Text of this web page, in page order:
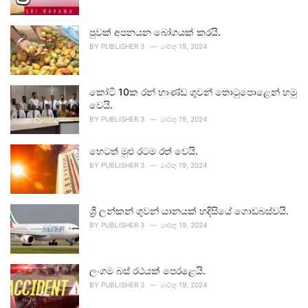
පුවක් අපනයන බෝගයක් කරයි.
BY PUBLISHER 3 මාර්තු 19, 2024
කෝටි 10ක රන් භාණ්ඩ ගුවන් තොටුපොළෙන් හමු
වෙයි.
BY PUBLISHER 3 මාර්තු 19, 2024
හෙටත් මුළු රටම රත් වෙයි.
BY PUBLISHER 3 මාර්තු 19, 2024
ශ්‍රී ලන්කන් ගුවන් යානයක් හදිසියේ ගොඩබස්වයි.
BY PUBLISHER 3 මාර්තු 19, 2024
ලංගම බස් රථයක් පෙරළෙයි.
BY PUBLISHER 3 මාර්තු 19, 2024